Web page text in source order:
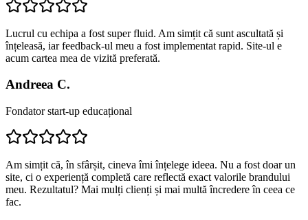
Lucrul cu echipa a fost super fluid. Am simțit că sunt ascultată și
înțeleasă, iar feedback-ul meu a fost implementat rapid. Site-ul e
acum cartea mea de vizită preferată.
Andreea C.
Fondator start-up educațional
Am simțit că, în sfârșit, cineva îmi înțelege ideea. Nu a fost doar un
site, ci o experiență completă care reflectă exact valorile brandului
meu. Rezultatul? Mai mulți clienți și mai multă încredere în ceea ce
fac.